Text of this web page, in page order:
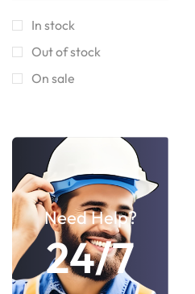
In stock
Out of stock
On sale
Need Help?
24/7